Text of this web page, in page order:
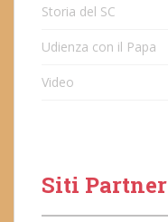
Storia del SC
Udienza con il Papa
Video
Siti Partner